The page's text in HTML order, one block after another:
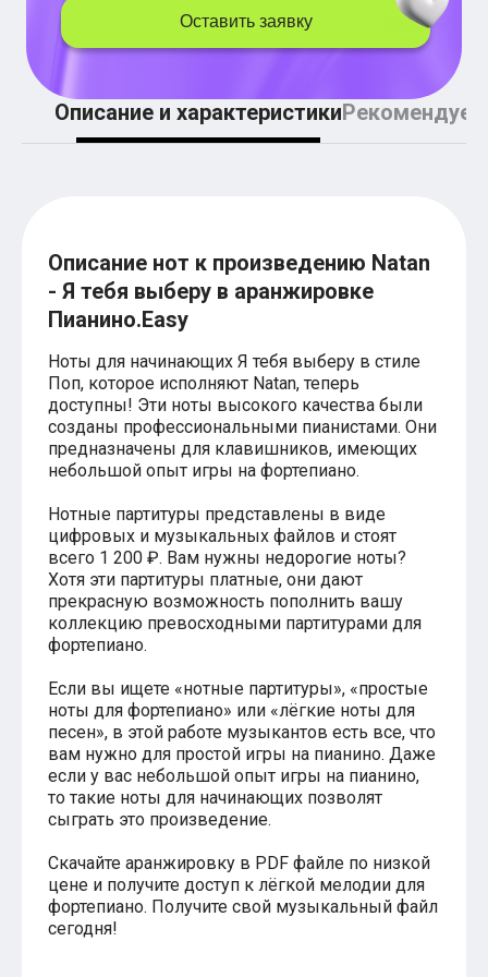
Легкие аккорды (простые песни)
Аккорды со словами (вокал)
Поп
BEARWOLF
Мари Краймбрери
Комната культуры
XOLIDAYBOY
Монеточка
Анжелика Варум
Леонид Агутин
Саундтрек
Тематические
Из фильмов
Аватар: Путь воды
Титаник
Хатико
Реквием по мечте
Пираты Карибского моря
Сумерки
Величайший шоумен
Звездные войны
Ла ла Ленд
Ромео и Джульетта (1968)
Аладдин (2019)
Король лев (2019)
Брат-2
Властелин колец: Братство Кольца
Гордость и предубеждение
Классическая музыка
Времена года - Чайковский
Сонаты Бетховена
Ноты для вальса
Из мультфильмов
Король лев
Оставить заявку
Описание и характеристикиРекомендуем
Описание нот к произведению Natan
- Я тебя выберу в аранжировке
Пианино.Easy
Ноты для начинающих Я тебя выберу в стиле
Поп, которое исполняют Natan, теперь
доступны! Эти ноты высокого качества были
созданы профессиональными пианистами. Они
предназначены для клавишников, имеющих
небольшой опыт игры на фортепиано.
Нотные партитуры представлены в виде
цифровых и музыкальных файлов и стоят
всего 1 200 ₽. Вам нужны недорогие ноты?
Хотя эти партитуры платные, они дают
прекрасную возможность пополнить вашу
коллекцию превосходными партитурами для
фортепиано.
Если вы ищете «нотные партитуры», «простые
ноты для фортепиано» или «лёгкие ноты для
песен», в этой работе музыкантов есть все, что
вам нужно для простой игры на пианино. Даже
если у вас небольшой опыт игры на пианино,
то такие ноты для начинающих позволят
сыграть это произведение.
Скачайте аранжировку в PDF файле по низкой
цене и получите доступ к лёгкой мелодии для
фортепиано. Получите свой музыкальный файл
сегодня!